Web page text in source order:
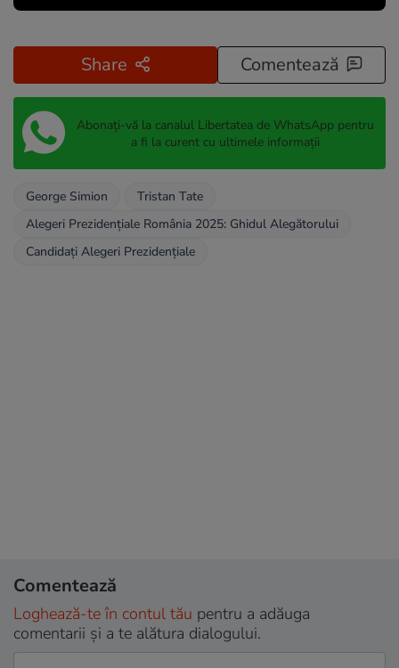
Share Comentează
Abonați-vă la canalul Libertatea de WhatsApp pentru
a fi la curent cu ultimele informații
George Simion
Tristan Tate
Alegeri Prezidențiale România 2025: Ghidul Alegătorului
Candidați Alegeri Prezidențiale
Comentează
Loghează-te în contul tău pentru a adăuga
comentarii și a te alătura dialogului.